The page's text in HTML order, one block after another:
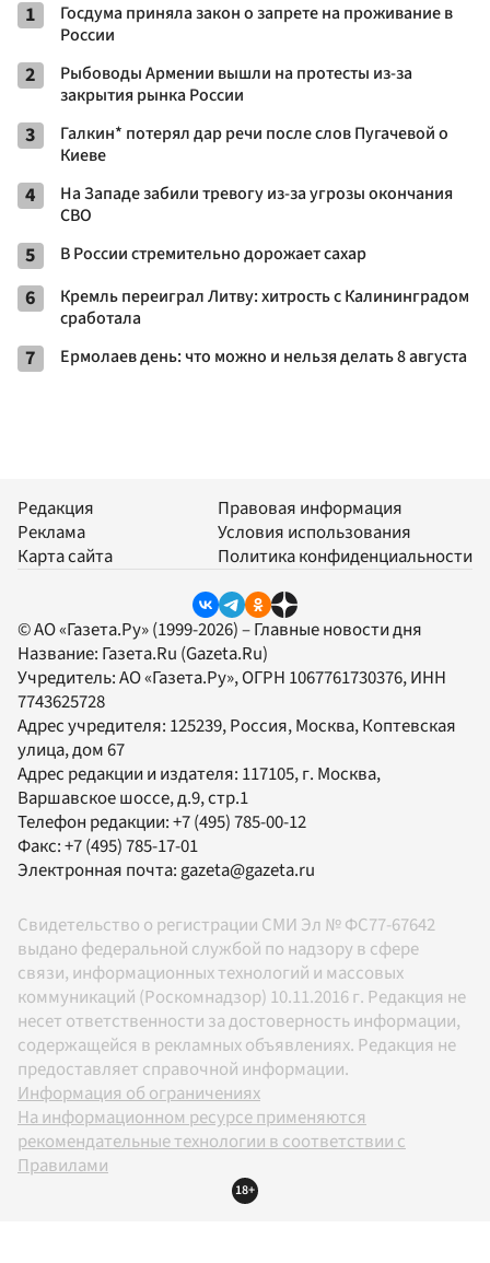
1
Госдума приняла закон о запрете на проживание в
России
2
Рыбоводы Армении вышли на протесты из-за
закрытия рынка России
3
Галкин* потерял дар речи после слов Пугачевой о
Киеве
4
На Западе забили тревогу из-за угрозы окончания
СВО
5 В России стремительно дорожает сахар
6
Кремль переиграл Литву: хитрость с Калининградом
сработала
7 Ермолаев день: что можно и нельзя делать 8 августа
Редакция
Реклама
Карта сайта
Правовая информация
Условия использования
Политика конфиденциальности
© АО «Газета.Ру» (1999-2026) – Главные новости дня
Название: Газета.Ru (Gazeta.Ru)
Учредитель:АО «Газета.Ру», ОГРН 1067761730376, ИНН
7743625728
Адрес учредителя: 125239, Россия, Москва, Коптевская
улица, дом 67
Адрес редакции и издателя: 117105, г. Москва,
Варшавское шоссе, д.9, стр.1
Телефон редакции:+7 (495) 785-00-12
Факс:+7 (495) 785-17-01
Электронная почта: gazeta@gazeta.ru
Свидетельство о регистрации СМИ Эл № ФС77-67642
выдано федеральной службой по надзору в сфере
связи, информационных технологий и массовых
коммуникаций (Роскомнадзор) 10.11.2016 г. Редакция не
несет ответственности за достоверность информации,
содержащейся в рекламных объявлениях. Редакция не
предоставляет справочной информации.
Информация об ограничениях
На информационном ресурсе применяются
рекомендательные технологии в соответствии с
Правилами
18+